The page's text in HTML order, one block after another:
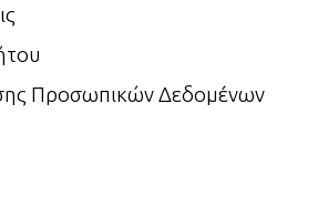
Προσωπικών Δεδομένων